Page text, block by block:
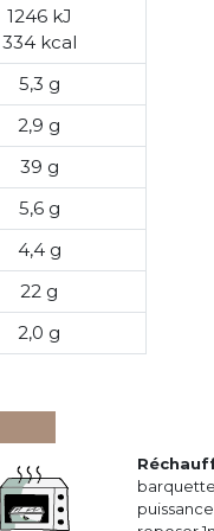
1246 kJ
334 kcal
5,3 g
2,9 g
39 g
5,6 g
4,4 g
22 g
2,0 g